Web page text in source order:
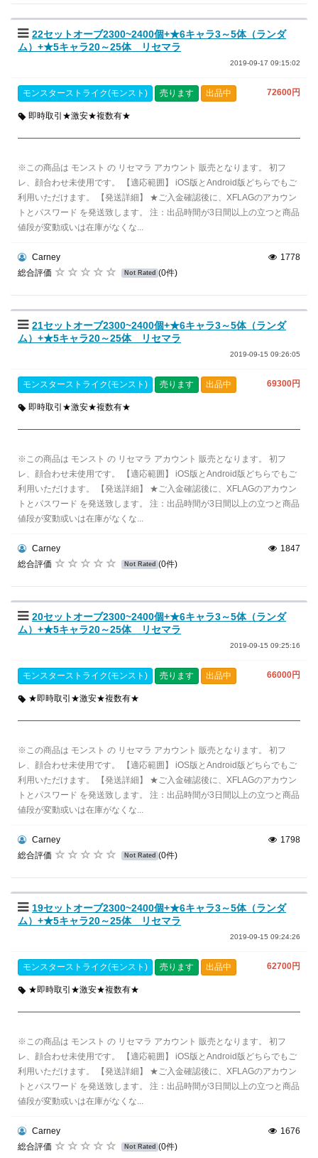
22セットオーブ2300~2400個+★6キャラ3～5体（ランダ
ム）+★5キャラ20～25体 リセマラ
2019-09-17 09:15:02
モンスターストライク(モンスト) 売ります 出品中 72600円
即時取引★激安★複数有★
※この商品は モンスト の リセマラ アカウント 販売となります。 初フ
レ、顔合わせ未使用です。 【適応範囲】 iOS版とAndroid版どちらでもご
利用いただけます。 【発送詳細】 ★ご入金確認後に、XFLAGのアカウン
トとパスワード を発送致します。 注：出品時間が3日間以上の立つと商品
値段が変動或いは在庫がなくな...
Carney
総合評価
Not Rated (0件)
1778
21セットオーブ2300~2400個+★6キャラ3～5体（ランダ
ム）+★5キャラ20～25体 リセマラ
2019-09-15 09:26:05
モンスターストライク(モンスト) 売ります 出品中 69300円
即時取引★激安★複数有★
※この商品は モンスト の リセマラ アカウント 販売となります。 初フ
レ、顔合わせ未使用です。 【適応範囲】 iOS版とAndroid版どちらでもご
利用いただけます。 【発送詳細】 ★ご入金確認後に、XFLAGのアカウン
トとパスワード を発送致します。 注：出品時間が3日間以上の立つと商品
値段が変動或いは在庫がなくな...
Carney
総合評価
Not Rated (0件)
1847
20セットオーブ2300~2400個+★6キャラ3～5体（ランダ
ム）+★5キャラ20～25体 リセマラ
2019-09-15 09:25:16
モンスターストライク(モンスト) 売ります 出品中 66000円
★即時取引★激安★複数有★
※この商品は モンスト の リセマラ アカウント 販売となります。 初フ
レ、顔合わせ未使用です。 【適応範囲】 iOS版とAndroid版どちらでもご
利用いただけます。 【発送詳細】 ★ご入金確認後に、XFLAGのアカウン
トとパスワード を発送致します。 注：出品時間が3日間以上の立つと商品
値段が変動或いは在庫がなくな...
Carney
総合評価
Not Rated (0件)
1798
19セットオーブ2300~2400個+★6キャラ3～5体（ランダ
ム）+★5キャラ20～25体 リセマラ
2019-09-15 09:24:26
モンスターストライク(モンスト) 売ります 出品中 62700円
★即時取引★激安★複数有★
※この商品は モンスト の リセマラ アカウント 販売となります。 初フ
レ、顔合わせ未使用です。 【適応範囲】 iOS版とAndroid版どちらでもご
利用いただけます。 【発送詳細】 ★ご入金確認後に、XFLAGのアカウン
トとパスワード を発送致します。 注：出品時間が3日間以上の立つと商品
値段が変動或いは在庫がなくな...
Carney
総合評価
Not Rated (0件)
1676